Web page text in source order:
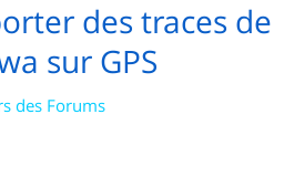
des traces de
sur GPS
des Forums